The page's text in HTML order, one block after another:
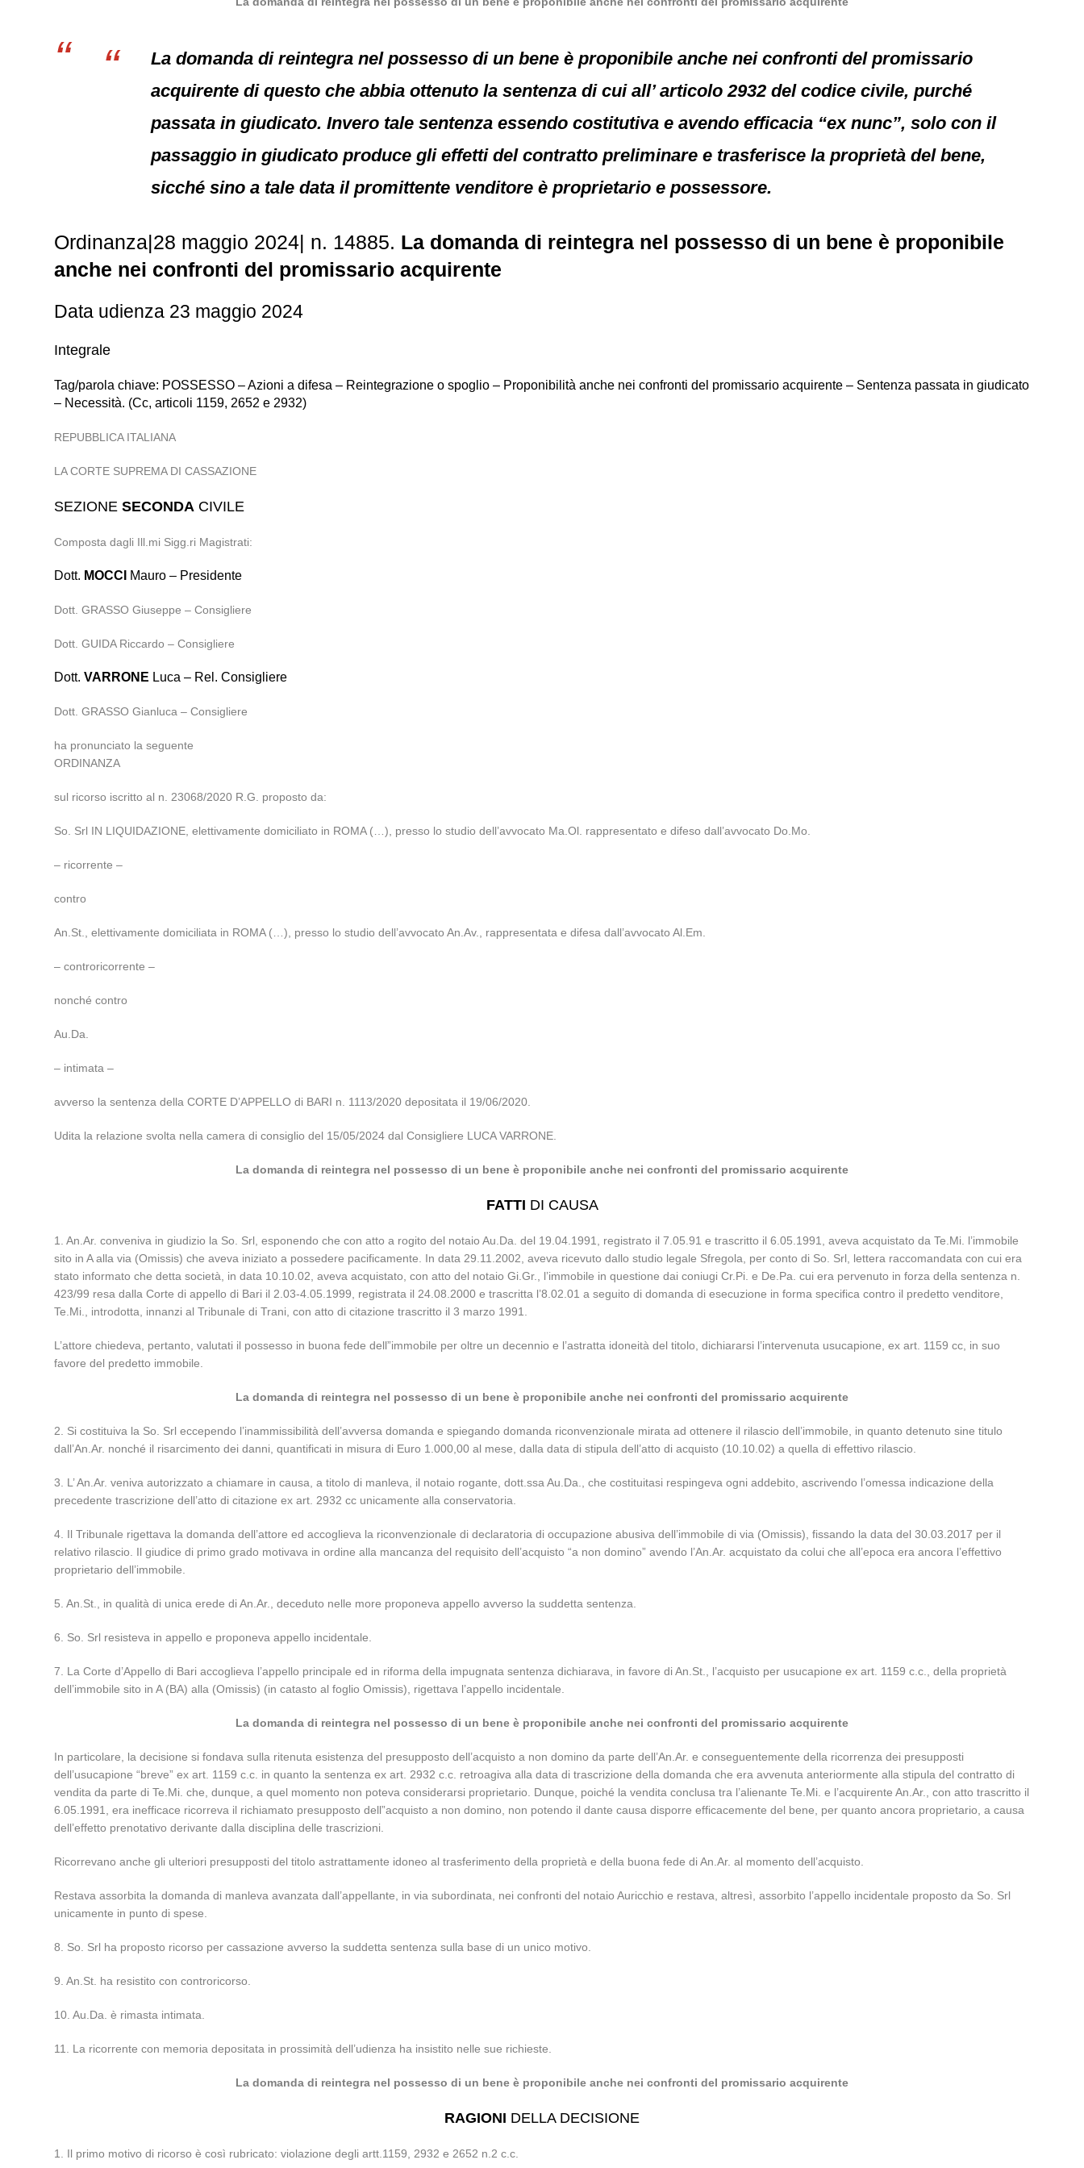
La domanda di reintegra nel possesso di un bene è proponibile anche nei confronti del promissario
acquirente di questo che abbia ottenuto la sentenza di cui all’ articolo 2932 del codice civile, purché
passata in giudicato. Invero tale sentenza essendo costitutiva e avendo efficacia “ex nunc”, solo con il
passaggio in giudicato produce gli effetti del contratto preliminare e trasferisce la proprietà del bene,
sicché sino a tale data il promittente venditore è proprietario e possessore.
Ordinanza|28 maggio 2024| n. 14885. La domanda di reintegra nel possesso di un bene è proponibile
anche nei confronti del promissario acquirente
Data udienza 23 maggio 2024
Integrale
Tag/parola chiave: POSSESSO – Azioni a difesa – Reintegrazione o spoglio – Proponibilità anche nei confronti del promissario acquirente – Sentenza passata in giudicato
– Necessità. (Cc, articoli 1159, 2652 e 2932)
REPUBBLICA ITALIANA
LA CORTE SUPREMA DI CASSAZIONE
SEZIONESECONDA CIVILE
Composta dagli Ill.mi Sigg.ri Magistrati:
Dott. MOCCI Mauro – Presidente
Dott. GRASSO Giuseppe – Consigliere
Dott. GUIDA Riccardo – Consigliere
Dott.VARRONE Luca – Rel. Consigliere
Dott. GRASSO Gianluca – Consigliere
ha pronunciato la seguente
ORDINANZA
sul ricorso iscritto al n. 23068/2020 R.G. proposto da:
So. Srl IN LIQUIDAZIONE, elettivamente domiciliato in ROMA (…), presso lo studio dell’avvocato Ma.Ol. rappresentato e difeso dall’avvocato Do.Mo.
– ricorrente –
contro
An.St., elettivamente domiciliata in ROMA (…), presso lo studio dell’avvocato An.Av., rappresentata e difesa dall’avvocato Al.Em.
– controricorrente –
nonché contro
Au.Da.
– intimata –
avverso la sentenza della CORTE D’APPELLO di BARI n. 1113/2020 depositata il 19/06/2020.
Udita la relazione svolta nella camera di consiglio del 15/05/2024 dal Consigliere LUCA VARRONE.
La domanda di reintegra nel possesso di un bene è proponibile anche nei confronti del promissario acquirente
FATTI DI CAUSA
1. An.Ar. conveniva in giudizio la So. Srl, esponendo che con atto a rogito del notaio Au.Da. del 19.04.1991, registrato il 7.05.91 e trascritto il 6.05.1991, aveva acquistato da Te.Mi. l’immobile
sito in A alla via (Omissis) che aveva iniziato a possedere pacificamente. In data 29.11.2002, aveva ricevuto dallo studio legale Sfregola, per conto di So. Srl, lettera raccomandata con cui era
stato informato che detta società, in data 10.10.02, aveva acquistato, con atto del notaio Gi.Gr., l’immobile in questione dai coniugi Cr.Pi. e De.Pa. cui era pervenuto in forza della sentenza n.
423/99 resa dalla Corte di appello di Bari il 2.03-4.05.1999, registrata il 24.08.2000 e trascritta l’8.02.01 a seguito di domanda di esecuzione in forma specifica contro il predetto venditore,
Te.Mi., introdotta, innanzi al Tribunale di Trani, con atto di citazione trascritto il 3 marzo 1991.
L’attore chiedeva, pertanto, valutati il possesso in buona fede dell”immobile per oltre un decennio e l’astratta idoneità del titolo, dichiararsi l’intervenuta usucapione, ex art. 1159 cc, in suo
favore del predetto immobile.
La domanda di reintegra nel possesso di un bene è proponibile anche nei confronti del promissario acquirente
2. Si costituiva la So. Srl eccependo l’inammissibilità dell’avversa domanda e spiegando domanda riconvenzionale mirata ad ottenere il rilascio dell’immobile, in quanto detenuto sine titulo
dall’An.Ar. nonché il risarcimento dei danni, quantificati in misura di Euro 1.000,00 al mese, dalla data di stipula dell’atto di acquisto (10.10.02) a quella di effettivo rilascio.
3. L’ An.Ar. veniva autorizzato a chiamare in causa, a titolo di manleva, il notaio rogante, dott.ssa Au.Da., che costituitasi respingeva ogni addebito, ascrivendo l’omessa indicazione della
precedente trascrizione dell’atto di citazione ex art. 2932 cc unicamente alla conservatoria.
4. Il Tribunale rigettava la domanda dell’attore ed accoglieva la riconvenzionale di declaratoria di occupazione abusiva dell’immobile di via (Omissis), fissando la data del 30.03.2017 per il
relativo rilascio. Il giudice di primo grado motivava in ordine alla mancanza del requisito dell’acquisto “a non domino” avendo l’An.Ar. acquistato da colui che all’epoca era ancora l’effettivo
proprietario dell’immobile.
5. An.St., in qualità di unica erede di An.Ar., deceduto nelle more proponeva appello avverso la suddetta sentenza.
6. So. Srl resisteva in appello e proponeva appello incidentale.
7. La Corte d’Appello di Bari accoglieva l’appello principale ed in riforma della impugnata sentenza dichiarava, in favore di An.St., l’acquisto per usucapione ex art. 1159 c.c., della proprietà
dell’immobile sito in A (BA) alla (Omissis) (in catasto al foglio Omissis), rigettava l’appello incidentale.
La domanda di reintegra nel possesso di un bene è proponibile anche nei confronti del promissario acquirente
In particolare, la decisione si fondava sulla ritenuta esistenza del presupposto dell’acquisto a non domino da parte dell’An.Ar. e conseguentemente della ricorrenza dei presupposti
dell’usucapione “breve” ex art. 1159 c.c. in quanto la sentenza ex art. 2932 c.c. retroagiva alla data di trascrizione della domanda che era avvenuta anteriormente alla stipula del contratto di
vendita da parte di Te.Mi. che, dunque, a quel momento non poteva considerarsi proprietario. Dunque, poiché la vendita conclusa tra l’alienante Te.Mi. e l’acquirente An.Ar., con atto trascritto il
6.05.1991, era inefficace ricorreva il richiamato presupposto dell”acquisto a non domino, non potendo il dante causa disporre efficacemente del bene, per quanto ancora proprietario, a causa
dell’effetto prenotativo derivante dalla disciplina delle trascrizioni.
Ricorrevano anche gli ulteriori presupposti del titolo astrattamente idoneo al trasferimento della proprietà e della buona fede di An.Ar. al momento dell’acquisto.
Restava assorbita la domanda di manleva avanzata dall’appellante, in via subordinata, nei confronti del notaio Auricchio e restava, altresì, assorbito l’appello incidentale proposto da So. Srl
unicamente in punto di spese.
8. So. Srl ha proposto ricorso per cassazione avverso la suddetta sentenza sulla base di un unico motivo.
9. An.St. ha resistito con controricorso.
10. Au.Da. è rimasta intimata.
11. La ricorrente con memoria depositata in prossimità dell’udienza ha insistito nelle sue richieste.
La domanda di reintegra nel possesso di un bene è proponibile anche nei confronti del promissario acquirente
RAGIONI DELLA DECISIONE
1. Il primo motivo di ricorso è così rubricato: violazione degli artt.1159, 2932 e 2652 n.2 c.c.